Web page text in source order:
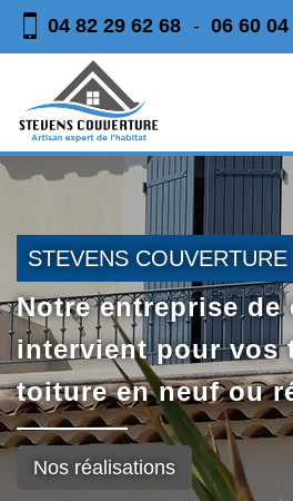
04 82 29 62 68 - 06 60
STEVENS COUVERTURE
Notre entreprise de
intervient pour vos
toiture en neuf ou
Nos réalisations